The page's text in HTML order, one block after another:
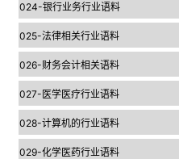
024-银行业务行业语料
025-法律相关行业语料
026-财务会计相关语料
027-医学医疗行业语料
028-计算机的行业语料
029-化学医药行业语料